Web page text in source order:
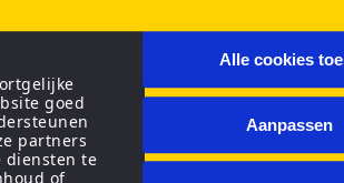
goed
partners
diensten te
of
Alle cookies
Aanpassen